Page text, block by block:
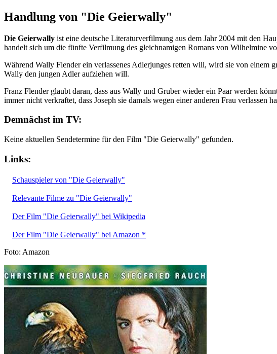
Handlung von "Die Geierwally"
Die Geierwally ist eine deutsche Literaturverfilmung aus dem Jahr 2004 mit den
handelt sich um die fünfte Verfilmung des gleichnamigen Romans von Wilhelmine
Während Wally Flender ein verlassenes Adlerjunges retten will, wird sie von einem
Wally den jungen Adler aufziehen will.
Franz Flender glaubt daran, dass aus Wally und Gruber wieder ein Paar werden
immer nicht verkraftet, dass Joseph sie damals wegen einer anderen Frau verlassen
Demnächst im TV:
Keine aktuellen Sendetermine für den Film "Die Geierwally" gefunden.
Links:
Schauspieler von "Die Geierwally"
Relevante Filme zu "Die Geierwally"
Der Film "Die Geierwally" bei Wikipedia
Der Film "Die Geierwally" bei Amazon *
Foto: Amazon